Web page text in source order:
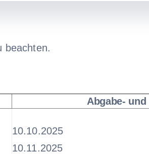
beachten.
Abgabe-
10.10.2025
10.11.2025